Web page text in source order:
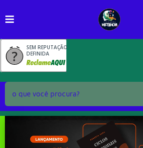
SEM REPUTAÇÃO
DEFINIDA